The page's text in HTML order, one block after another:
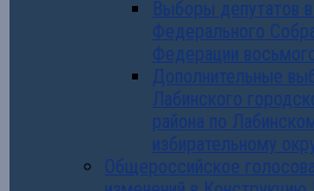
Выборы депутатов
Федерального
Федерации
Дополнительные
Лабинского
района по
избирательному
Общероссийское